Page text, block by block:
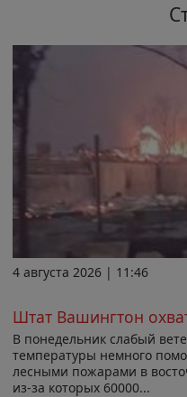
4 августа 2026 | 11:46
Штат Вашингтон
В понедельник слабый
температуры немного
лесными пожарами в
из-за которых 60000...